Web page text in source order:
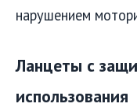
нарушением
Ланцеты с
использования